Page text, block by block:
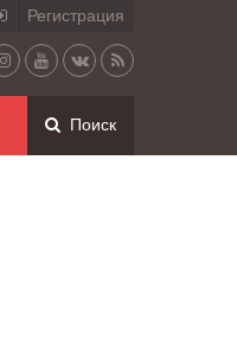
Регистрация
Поиск